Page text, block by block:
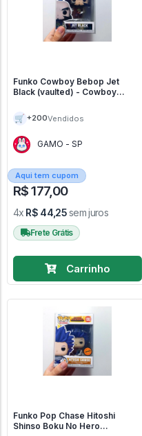
Funko Cowboy Bebop Jet
Black (vaulted) - Cowboy
🛒 +200Vendidos
GAMO - SP
Aqui tem cupom
R$ 177,00
4x R$ 44,25sem juros
Frete Grátis
Carrinho
Funko Pop Chase Hitoshi
Shinso Boku No Hero